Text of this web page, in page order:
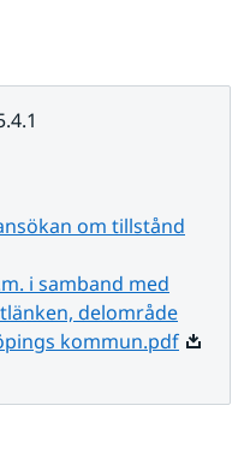
om tillstånd
i samband med
delområde
kommun.pdfPdf,